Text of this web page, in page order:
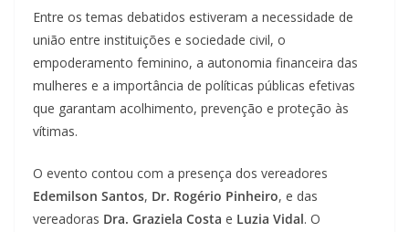
Entre os temas debatidos estiveram a necessidade de
união entre instituições e sociedade civil, o
empoderamento feminino, a autonomia financeira das
mulheres e a importância de políticas públicas efetivas
que garantam acolhimento, prevenção e proteção às
vítimas.
O evento contou com a presença dos vereadores
Edemilson Santos, Dr. Rogério Pinheiro, e das
vereadoras Dra. Graziela Costa e Luzia Vidal. O